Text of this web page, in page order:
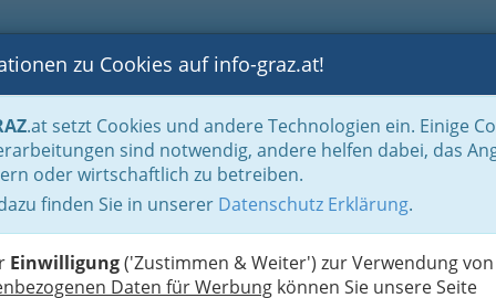
BLOGS FOTOS GASTRONOMIE BRANCHEN
zu Cookies auf info-graz.at!
.at setzt Cookies und andere Technologien ein. Einige
sind notwendig, andere helfen dabei, das
oder wirtschaftlich zu betreiben.
finden Sie in unserer Datenschutz Erklärung.
Einwilligung('Zustimmen & Weiter') zur Verwendung von
Daten für Werbung können Sie unsere Seite
Advent- und Weihnachtszeit bis Silvester und Neujahr
Weihnachtliche
- es liegt vor allm